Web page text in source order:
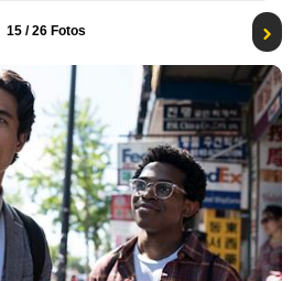
15 / 26 Fotos